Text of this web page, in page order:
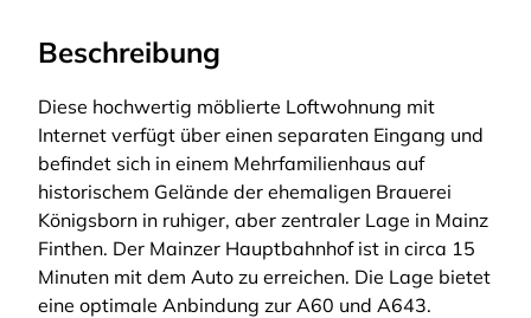
Beschreibung
Diese hochwertig möblierte Loftwohnung mit
Internet verfügt über einen separaten Eingang und
befindet sich in einem Mehrfamilienhaus auf
historischem Gelände der ehemaligen Brauerei
Königsborn in ruhiger, aber zentraler Lage in Mainz
Finthen. Der Mainzer Hauptbahnhof ist in circa 15
Minuten mit dem Auto zu erreichen. Die Lage bietet
eine optimale Anbindung zur A60 und A643.